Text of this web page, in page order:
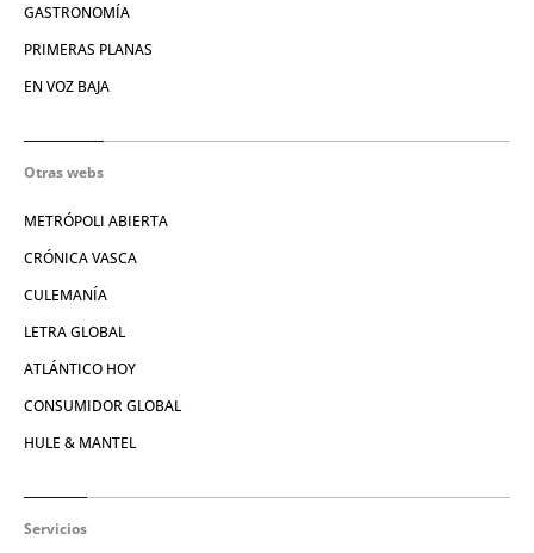
GASTRONOMÍA
PRIMERAS PLANAS
EN VOZ BAJA
Otras webs
METRÓPOLI ABIERTA
CRÓNICA VASCA
CULEMANÍA
LETRA GLOBAL
ATLÁNTICO HOY
CONSUMIDOR GLOBAL
HULE & MANTEL
Servicios